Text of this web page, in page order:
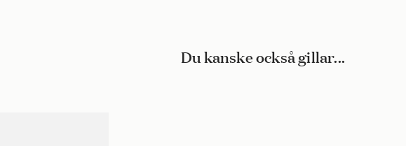
Du kanske också gillar...